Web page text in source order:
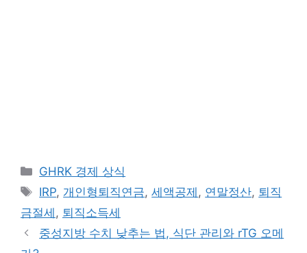
카
테
리
GHRK 경제 상식
태
그
IRP, 개인형퇴직연금,세액공제 , 연말정산, 퇴직
금절세 , 퇴직소득세
중성지방 수치 낮추는 법, 식단 관리와 rTG 오메